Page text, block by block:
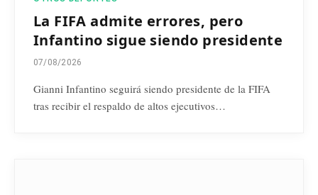
La FIFA admite errores, pero
Infantino sigue siendo presidente
07/08/2026
Gianni Infantino seguirá siendo presidente de la FIFA
tras recibir el respaldo de altos ejecutivos…